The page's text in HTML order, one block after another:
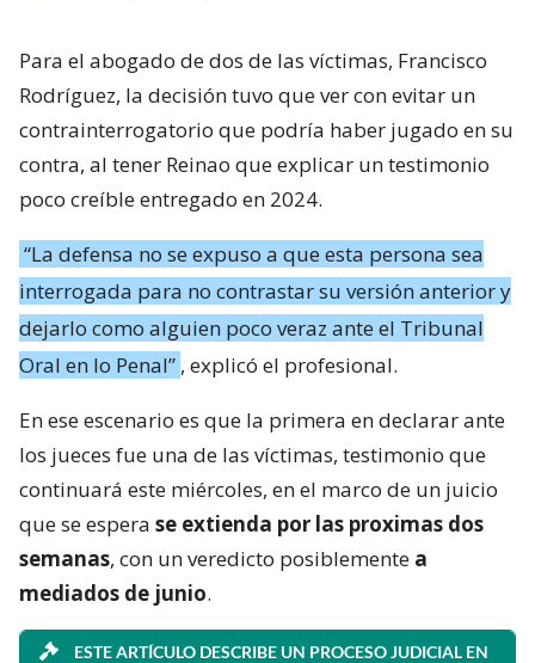
Para el abogado de dos de las víctimas, Francisco
Rodríguez, la decisión tuvo que ver con evitar un
contrainterrogatorio que podría haber jugado en su
contra, al tener Reinao que explicar un testimonio
poco creíble entregado en 2024.
“La defensa no se expuso a que esta persona sea
interrogada para no contrastar su versión anterior y
dejarlo como alguien poco veraz ante el Tribunal
Oral en lo Penal” , explicó el profesional.
En ese escenario es que la primera en declarar ante
los jueces fue una de las víctimas, testimonio que
continuará este miércoles, en el marco de un juicio
que se espera se extienda por las proximas dos
semanas, con un veredicto posiblemente a
mediados de junio.
ESTE ARTÍCULO DESCRIBE UN PROCESO JUDICIAL EN